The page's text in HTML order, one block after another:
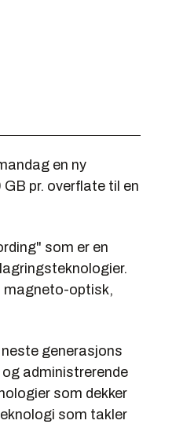
en ny
pr. overflate til en
som er en
magneto-optisk,
generasjons
administrerende
som dekker
som takler